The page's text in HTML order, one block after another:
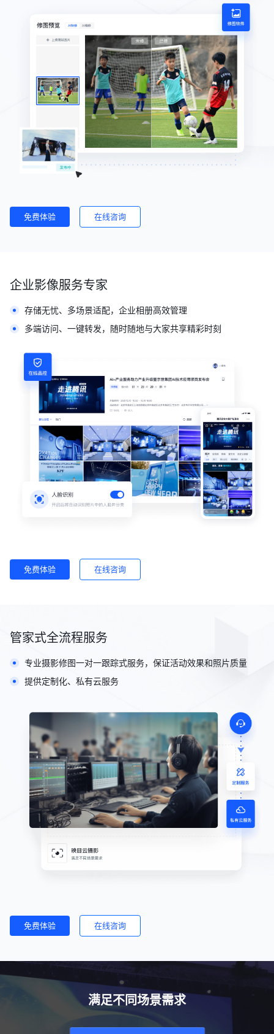
免费体验 在线咨询
企业影像服务专家
存储无忧、多场景适配，企业相册高效管理
多端访问、一键转发，随时随地与大家共享精彩时刻
免费体验 在线咨询
管家式全流程服务
专业摄影修图一对一跟踪式服务，保证活动效果和照片质量
提供定制化、私有云服务
免费体验 在线咨询
满足不同场景需求